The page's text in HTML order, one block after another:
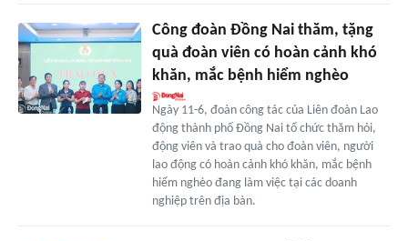
Công đoàn Đồng Nai thăm, tặng
quà đoàn viên có hoàn cảnh khó
khăn, mắc bệnh hiểm nghèo
Ngày 11-6, đoàn công tác của Liên đoàn Lao
động thành phố Đồng Nai tổ chức thăm hỏi,
động viên và trao quà cho đoàn viên, người
lao động có hoàn cảnh khó khăn, mắc bệnh
hiểm nghèo đang làm việc tại các doanh
nghiệp trên địa bàn.